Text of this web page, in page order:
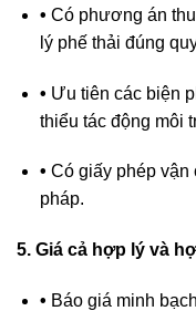
• Có phương án
lý phế thải đúng
• Ưu tiên các biện
thiểu tác động môi
• Có giấy phép
pháp.
5. Giá cả hợp lý và
• Báo giá minh